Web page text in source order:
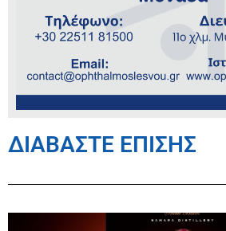
ΔΙΑΒΑΣΤΕ ΕΠΙΣΗΣ